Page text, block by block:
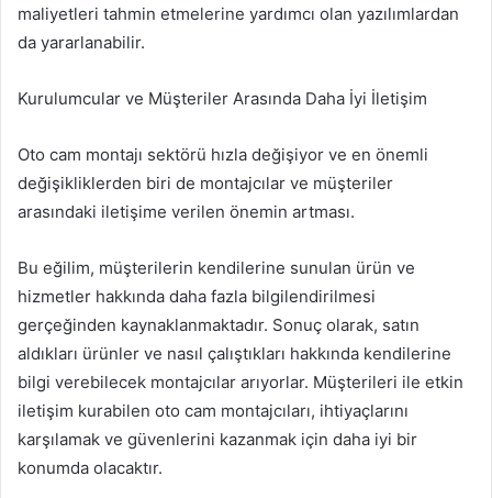
maliyetleri tahmin etmelerine yardımcı olan yazılımlardan
da yararlanabilir.
Kurulumcular ve Müşteriler Arasında Daha İyi İletişim
Oto cam montajı sektörü hızla değişiyor ve en önemli
değişikliklerden biri de montajcılar ve müşteriler
arasındaki iletişime verilen önemin artması.
Bu eğilim, müşterilerin kendilerine sunulan ürün ve
hizmetler hakkında daha fazla bilgilendirilmesi
gerçeğinden kaynaklanmaktadır. Sonuç olarak, satın
aldıkları ürünler ve nasıl çalıştıkları hakkında kendilerine
bilgi verebilecek montajcılar arıyorlar. Müşterileri ile etkin
iletişim kurabilen oto cam montajcıları, ihtiyaçlarını
karşılamak ve güvenlerini kazanmak için daha iyi bir
konumda olacaktır.